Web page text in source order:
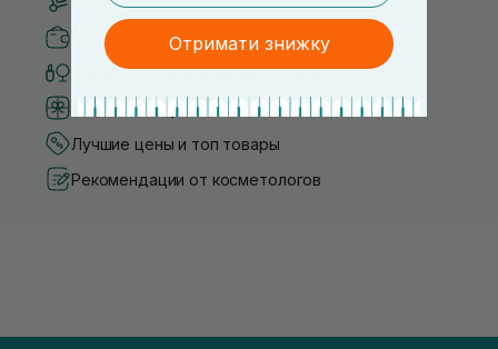
Безопасные способы оплаты
Только оригинальная косметика
Система бонусов и лояльности
Лучшие цены и топ товары
Рекомендации от косметологов
Отримати знижку